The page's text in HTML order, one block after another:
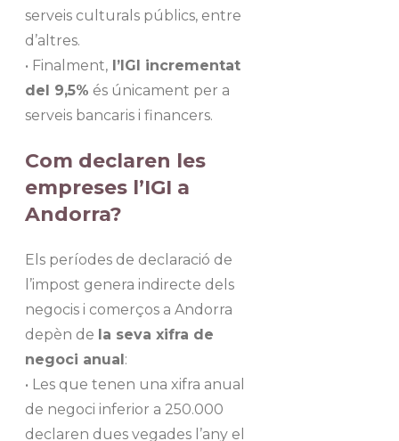
serveis culturals públics, entre
d’altres.
• Finalment, l’IGI incrementat
del 9,5% és únicament per a
serveis bancaris i financers.
Com declaren les
empreses l’IGI a
Andorra?
Els períodes de declaració de
l’impost genera indirecte dels
negocis i comerços a Andorra
depèn de la seva xifra de
negoci anual:
• Les que tenen una xifra anual
de negoci inferior a 250.000
declaren dues vegades l’any el